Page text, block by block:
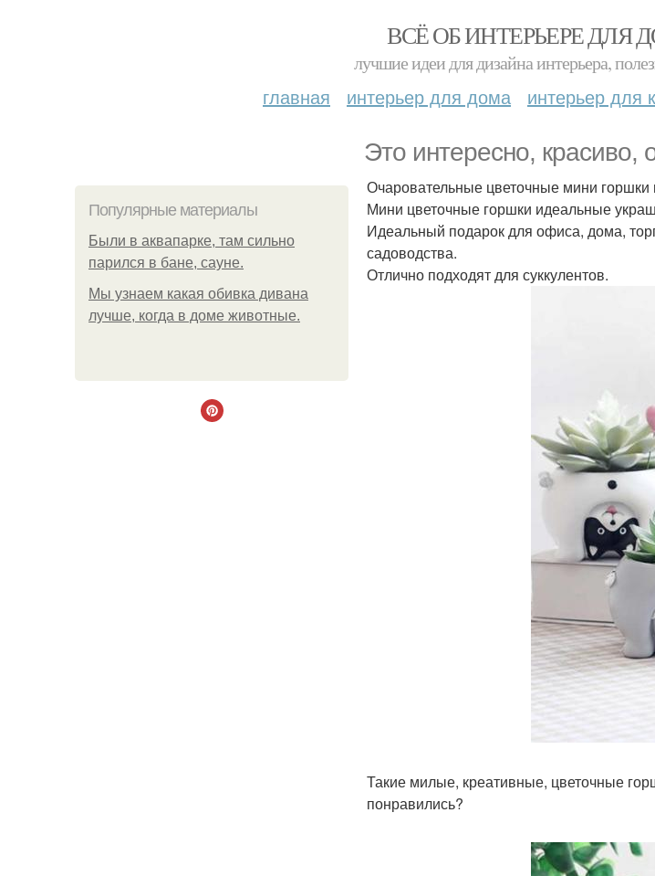
ВСЁ ОБ ИНТЕРЬЕРЕ ДЛЯ
лучшие идеи для дизайна интерьера,
главная интерьер для дома интерьер для
Это интересно, красиво,
Популярные материалы
Были в аквапарке, там сильно
парился в бане, сауне.
Мы узнаем какая обивка дивана
лучше, когда в доме животные.
Очаровательные цветочные мини горшки
Мини цветочные горшки идеальные
Идеальный подарок для офиса, дома,
садоводства.
Отлично подходят для суккулентов.
Такие милые, креативные, цветочные
понравились?